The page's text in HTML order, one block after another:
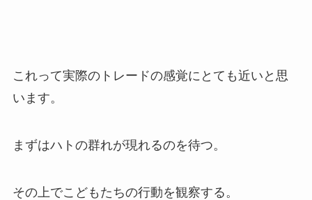
これって実際のトレードの感覚にとても近いと思
います。
まずはハトの群れが現れるのを待つ。
その上でこどもたちの行動を観察する。